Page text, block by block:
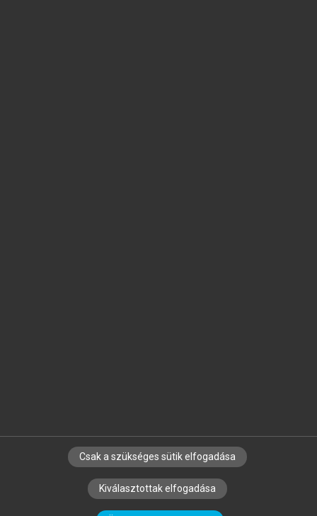
SZERZŐKNEK CÉGEKNEK KÖNYVTÁROSOKNAK
SZERKESZTÉSI ÉS LEKTORÁLÁSI ALAPELVEK
Csak a szükséges sütik elfogadása
Kiválasztottak elfogadása